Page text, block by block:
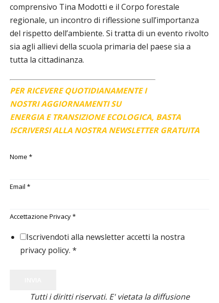
comprensivo Tina Modotti e il Corpo forestale
regionale, un incontro di riflessione sull’importanza
del rispetto dell’ambiente. Si tratta di un evento rivolto
sia agli allievi della scuola primaria del paese sia a
tutta la cittadinanza.
PER RICEVERE QUOTIDIANAMENTE I
NOSTRI AGGIORNAMENTI SU
ENERGIA E TRANSIZIONE ECOLOGICA, BASTA
ISCRIVERSI ALLA NOSTRA NEWSLETTER GRATUITA
Nome *
Email *
Accettazione Privacy*
Iscrivendoti alla newsletter accetti la nostra
privacy policy. *
Tutti i diritti riservati. E' vietata la diffusione